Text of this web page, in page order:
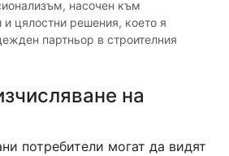
насочен към
и цялостни решения, което я
партньор в строителния
на
потребители могат да видят